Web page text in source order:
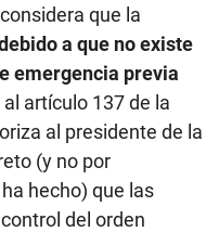
considera que la
a que no existe
emergencia previa
artículo 137 de la
al presidente de la
(y no por
hecho) que las
del orden